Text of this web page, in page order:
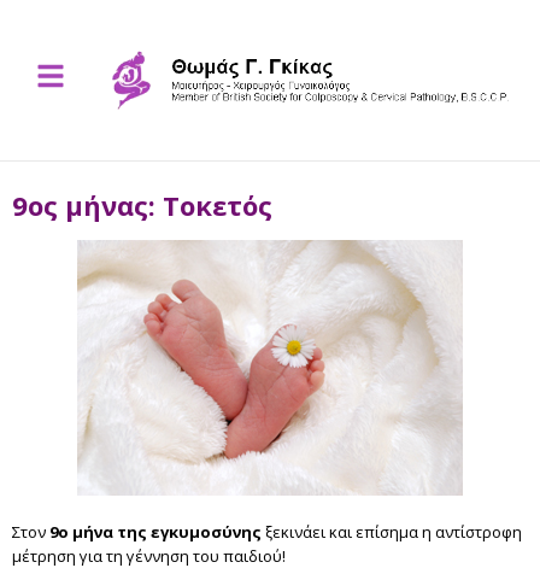
9ος μήνας: Τοκετός
Στον 9ο μήνα της εγκυμοσύνης ξεκινάει και επίσημα η αντίστροφη
μέτρηση για τη γέννηση του παιδιού!